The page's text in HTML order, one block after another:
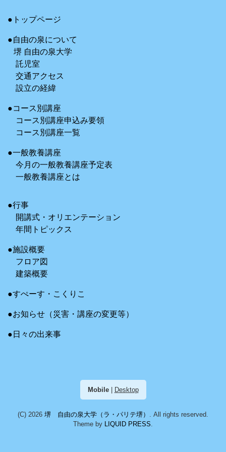
●トップページ
●自由の泉について
堺 自由の泉大学
託児室
交通アクセス
設立の経緯
●コース別講座
コース別講座申込み要領
コース別講座一覧
●一般教養講座
今月の一般教養講座予定表
一般教養講座とは
●行事
開講式・オリエンテーション
年間トピックス
●施設概要
フロア図
建築概要
●すぺーす・こくりこ
●お知らせ（災害・講座の変更等）
●日々の出来事
Mobile| Desktop
(C) 2026 堺 自由の泉大学（ラ・パリテ堺）
. All rights reserved.
Theme by LIQUID PRESS